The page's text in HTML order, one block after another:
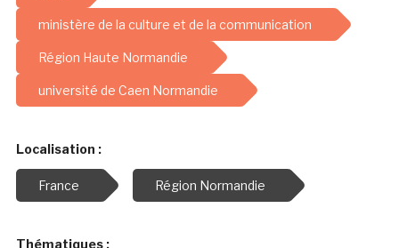
ministère de la culture et de la communication
Région Haute Normandie
université de Caen Normandie
Localisation :
France Région Normandie
Thématiques :